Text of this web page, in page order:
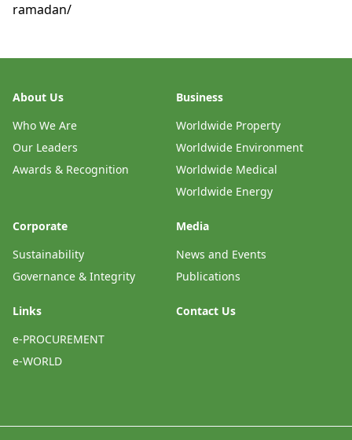
ramadan/
About Us
Who We Are
Our Leaders
Awards & Recognition
Business
Worldwide Property
Worldwide Environment
Worldwide Medical
Worldwide Energy
Corporate
Sustainability
Governance & Integrity
Media
News and Events
Publications
Links
e-PROCUREMENT
e-WORLD
Contact Us